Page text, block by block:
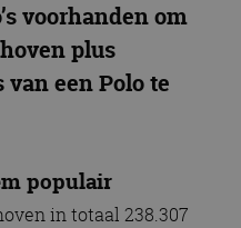
voorhanden om
plus
een Polo te
populair
in totaal 238.307